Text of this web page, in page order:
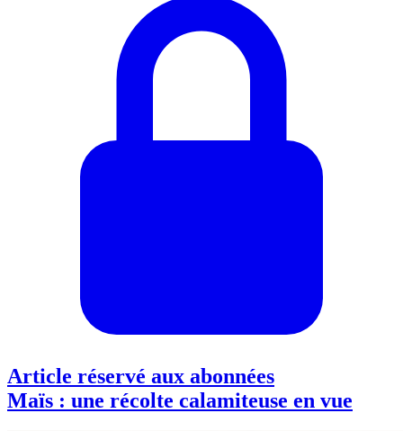
Article réservé aux abonnées
Maïs : une récolte calamiteuse en vue